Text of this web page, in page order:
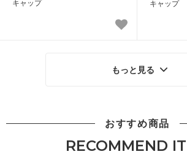
キャップ キャップ
もっと見る
おすすめ商品
RECOMMEND